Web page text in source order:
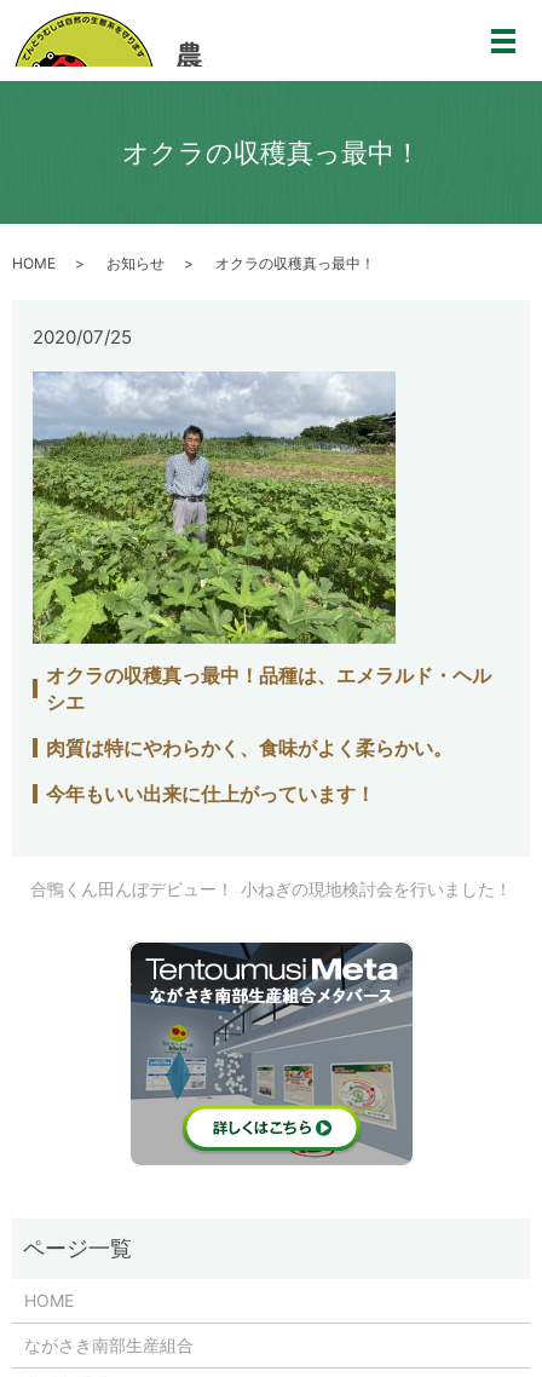
メ
オクラの収穫真っ最中！
HOME お知らせ オクラの収穫真っ最中！
2020/07/25
オクラの収穫真っ最中！品種は、エメラルド・ヘル
シエ
肉質は特にやわらかく、食味がよく柔らかい。
今年もいい出来に仕上がっています！
合鴨くん田んぼデビュー！ 小ねぎの現地検討会を行いました！
HOME
ながさき南部生産組合